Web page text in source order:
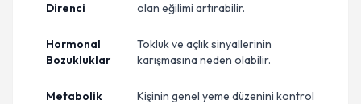
Direnci
olan eğilimi artırabilir.
Hormonal
Bozukluklar
Tokluk ve açlık sinyallerinin
karışmasına neden olabilir.
Metabolik
Kişinin genel yeme düzenini kontrol